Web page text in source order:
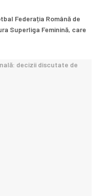
Federația Română de
Superliga Feminină, care